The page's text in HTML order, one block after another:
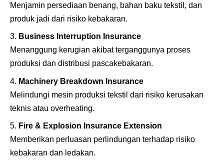
Menjamin persediaan benang, bahan baku tekstil, dan
produk jadi dari risiko kebakaran.
Business Interruption Insurance
Menanggung kerugian akibat terganggunya proses
produksi dan distribusi pascakebakaran.
Machinery Breakdown Insurance
Melindungi mesin produksi tekstil dari risiko kerusakan
teknis atau overheating.
Fire & Explosion Insurance Extension
Memberikan perluasan perlindungan terhadap risiko
kebakaran dan ledakan.